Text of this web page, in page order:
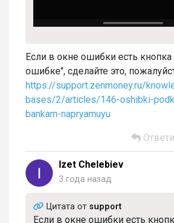
Если в окне ошибки есть
ошибке", сделайте это,
https://support.zenmoney.ru/
bases/2/articles/146-oshibki-
bankam-napryamuyu
Izet Chelebiev
3 года назад
Цитата от support
Если в окне ошибки есть